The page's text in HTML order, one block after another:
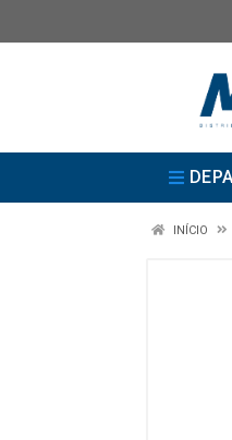
INÍCIO